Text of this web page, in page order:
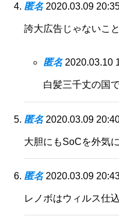
匿名 2020.03.09
誇大広告じゃないこ
匿名 2020.03.10
白髪三千丈の国
匿名 2020.03.09
大胆にもSoCを外気
匿名 2020.03.09
レノボはウィルス仕